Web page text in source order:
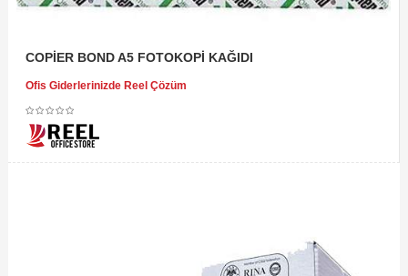
COPİER BOND A5 FOTOKOPİ KAĞIDI
Ofis Giderlerinizde Reel Çözüm